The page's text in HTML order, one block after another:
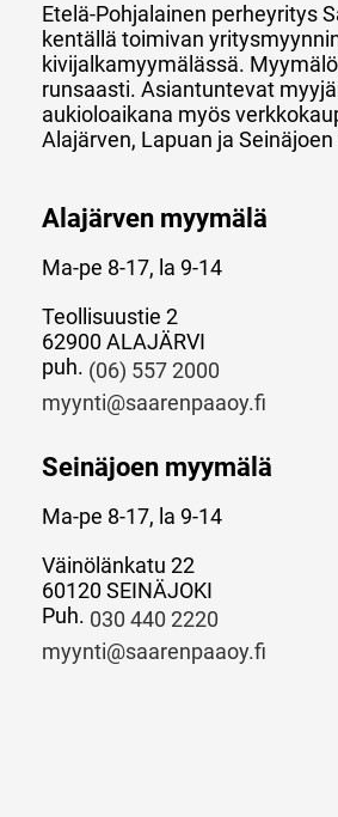
Etelä-Pohjalainen perheyritys
kentällä toimivan
kivijalkamyymälässä.
runsaasti. Asiantuntevat
aukioloaikana myös
Alajärven, Lapuan ja
Alajärven myymälä
Ma-pe 8-17, la 9-14
Teollisuustie 2
62900 ALAJÄRVI
puh. (06) 557 2000
myynti@saarenpaaoy.fi
Seinäjoen myymälä
Ma-pe 8-17, la 9-14
Väinölänkatu 22
60120 SEINÄJOKI
Puh. 030 440 2220
myynti@saarenpaaoy.fi